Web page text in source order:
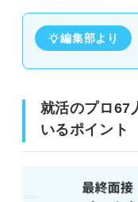
編集部より
就活のプロ67
いるポイント